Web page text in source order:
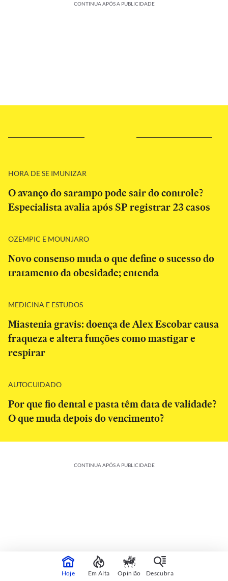
CONTINUA APÓS A PUBLICIDADE
HORA DE SE IMUNIZAR
O avanço do sarampo pode sair do controle?
Especialista avalia após SP registrar 23 casos
OZEMPIC E MOUNJARO
Novo consenso muda o que define o sucesso do
tratamento da obesidade; entenda
MEDICINA E ESTUDOS
Miastenia gravis: doença de Alex Escobar causa
fraqueza e altera funções como mastigar e
respirar
AUTOCUIDADO
Por que fio dental e pasta têm data de validade?
O que muda depois do vencimento?
CONTINUA APÓS A PUBLICIDADE
Hoje Em Alta Opinião Descubra